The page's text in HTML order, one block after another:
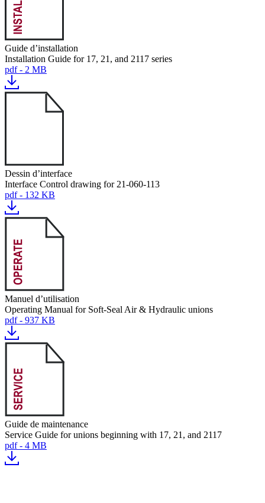
Guide d’installation
Installation Guide for 17, 21, and 2117 series
pdf - 2 MB
Dessin d’interface
Interface Control drawing for 21-060-113
pdf - 132 KB
Manuel d’utilisation
Operating Manual for Soft-Seal Air & Hydraulic unions
pdf - 937 KB
Guide de maintenance
Service Guide for unions beginning with 17, 21, and 2117
pdf - 4 MB